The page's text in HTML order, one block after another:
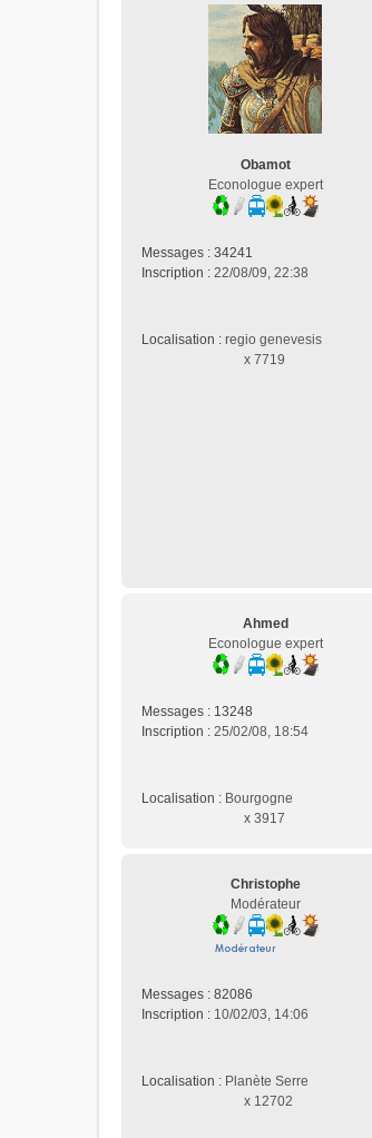
Obamot
Econologue expert
Messages : 34241
Inscription : 22/08/09, 22:38
Localisation : regio genevesis
x 7719
Ahmed
Econologue expert
Messages : 13248
Inscription : 25/02/08, 18:54
Localisation : Bourgogne
x 3917
Christophe
Modérateur
Messages : 82086
Inscription : 10/02/03, 14:06
Localisation : Planète Serre
x 12702